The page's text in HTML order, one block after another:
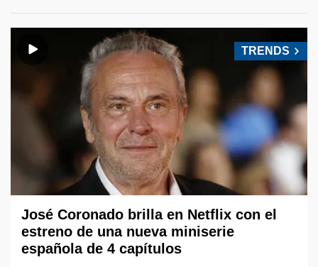
TRENDS
José Coronado brilla en Netflix con el
estreno de una nueva miniserie
española de 4 capítulos